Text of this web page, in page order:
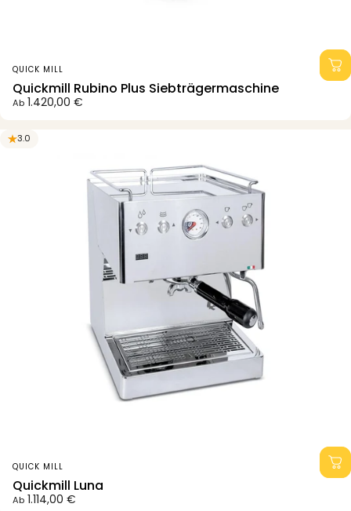
Anbieter:
QUICK MILL
Quickmill Rubino Plus Siebträgermaschine
Ab 1.420,00 €
3.0
Anbieter:
QUICK MILL
Quickmill Luna
Ab 1.114,00 €